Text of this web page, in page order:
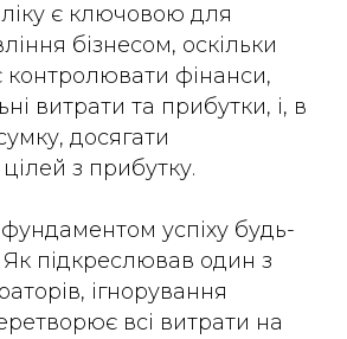
є ключовою для
бізнесом, оскільки
контролювати фінанси,
витрати та прибутки, і, в
досягати
з прибутку.
успіху будь-
Як підкреслював один з
ігнорування
всі витрати на